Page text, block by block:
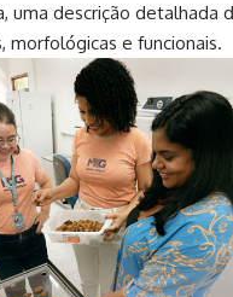
uma descrição detalhada
morfológicas e funcionais.